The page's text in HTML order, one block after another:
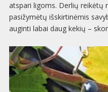
atspari ligoms. Derlių reikėtų
pasižymėtų išskirtinėmis
auginti labai daug kekių –